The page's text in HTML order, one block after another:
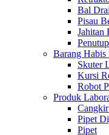
Bal
Pisau
Jahitan
Barang Habis
Skuter
Kursi
Robot
Produk
Pipet
Pipet